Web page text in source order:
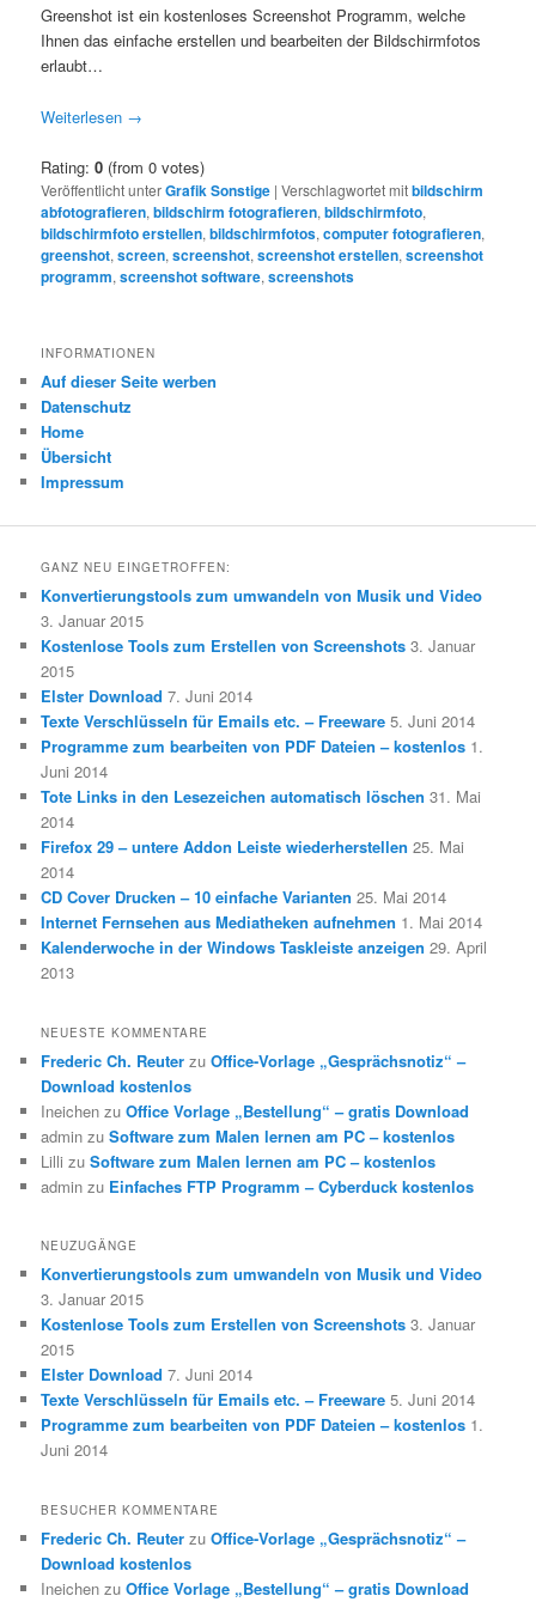
Greenshot ist ein kostenloses Screenshot Programm, welche
Ihnen das einfache erstellen und bearbeiten der Bildschirmfotos
erlaubt…
Weiterlesen →
Rating:0 (from 0 votes)
Veröffentlicht unterGrafik Sonstige |Verschlagwortet mitbildschirm
abfotografieren,bildschirm fotografieren,bildschirmfoto,
bildschirmfoto erstellen,bildschirmfotos,computer fotografieren,
greenshot,screen,screenshot,screenshot erstellen,screenshot
programm,screenshot software,screenshots
INFORMATIONEN
Auf dieser Seite werben
Datenschutz
Home
Übersicht
Impressum
GANZ NEU EINGETROFFEN:
Konvertierungstools zum umwandeln von Musik und Video
3. Januar 2015
Kostenlose Tools zum Erstellen von Screenshots 3. Januar
2015
Elster Download 7. Juni 2014
Texte Verschlüsseln für Emails etc. – Freeware 5. Juni 2014
Programme zum bearbeiten von PDF Dateien – kostenlos 1.
Juni 2014
Tote Links in den Lesezeichen automatisch löschen 31. Mai
2014
Firefox 29 – untere Addon Leiste wiederherstellen 25. Mai
2014
CD Cover Drucken – 10 einfache Varianten 25. Mai 2014
Internet Fernsehen aus Mediatheken aufnehmen 1. Mai 2014
Kalenderwoche in der Windows Taskleiste anzeigen 29. April
2013
NEUESTE KOMMENTARE
Frederic Ch. Reuter zuOffice-Vorlage „Gesprächsnotiz“ –
Download kostenlos
Ineichen zuOffice Vorlage „Bestellung“ – gratis Download
admin zuSoftware zum Malen lernen am PC – kostenlos
Lilli zuSoftware zum Malen lernen am PC – kostenlos
admin zu Einfaches FTP Programm – Cyberduck kostenlos
NEUZUGÄNGE
Konvertierungstools zum umwandeln von Musik und Video
3. Januar 2015
Kostenlose Tools zum Erstellen von Screenshots 3. Januar
2015
Elster Download 7. Juni 2014
Texte Verschlüsseln für Emails etc. – Freeware 5. Juni 2014
Programme zum bearbeiten von PDF Dateien – kostenlos 1.
Juni 2014
BESUCHER KOMMENTARE
Frederic Ch. Reuter zuOffice-Vorlage „Gesprächsnotiz“ –
Download kostenlos
Ineichen zuOffice Vorlage „Bestellung“ – gratis Download